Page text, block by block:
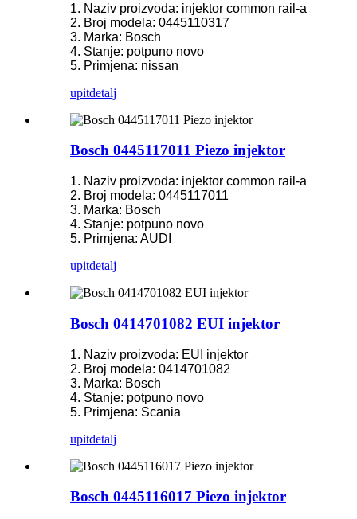
1. Naziv proizvoda: injektor common rail-a
2. Broj modela: 0445110317
3. Marka: Bosch
4. Stanje: potpuno novo
5. Primjena: nissan
upitdetalj
Bosch 0445117011 Piezo injektor
1. Naziv proizvoda: injektor common rail-a
2. Broj modela: 0445117011
3. Marka: Bosch
4. Stanje: potpuno novo
5. Primjena: AUDI
upitdetalj
Bosch 0414701082 EUI injektor
1. Naziv proizvoda: EUI injektor
2. Broj modela: 0414701082
3. Marka: Bosch
4. Stanje: potpuno novo
5. Primjena: Scania
upitdetalj
Bosch 0445116017 Piezo injektor